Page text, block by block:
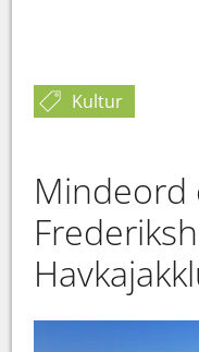
Kultur
Mindeord